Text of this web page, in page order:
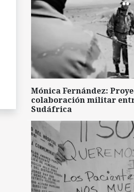
Mónica Fernández:
colaboración militar
Sudáfrica